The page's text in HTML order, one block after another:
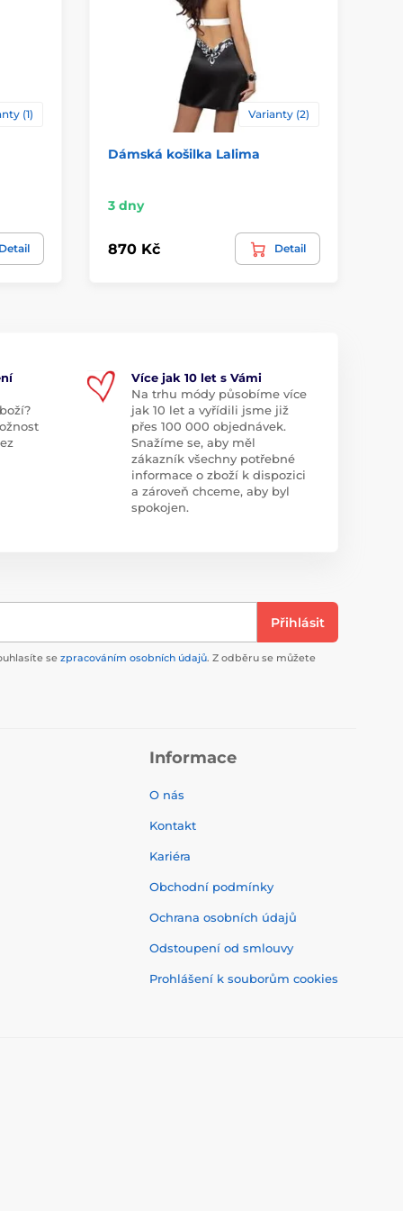
(1)
Detail
Varianty (2)
Dámská košilka Lalima
3 dny
870 Kč Detail
Více jak 10 let s Vámi
Na trhu módy působíme více
jak 10 let a vyřídili jsme již
přes 100 000 objednávek.
Snažíme se, aby měl
zákazník všechny potřebné
informace o zboží k dispozici
a zároveň chceme, aby byl
spokojen.
Přihlásit
se zpracováním osobních údajů. Z odběru se můžete
Informace
O nás
Kontakt
Kariéra
Obchodní podmínky
Ochrana osobních údajů
Odstoupení od smlouvy
Prohlášení k souborům cookies